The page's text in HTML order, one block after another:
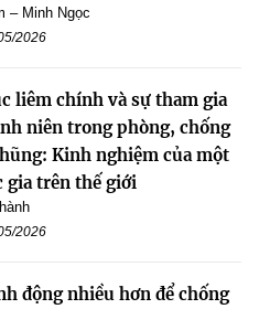
– Minh Ngọc
2026
liêm chính và sự tham gia
niên trong phòng, chống
Kinh nghiệm của một
gia trên thế giới
2026
động nhiều hơn để chống